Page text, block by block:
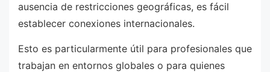
ausencia de restricciones geográficas, es fácil
establecer conexiones internacionales.
Esto es particularmente útil para profesionales que
trabajan en entornos globales o para quienes